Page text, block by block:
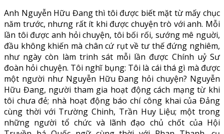
Anh Nguyễn Hữu Đang thì tôi được biết mặt từ mấy chục
năm trước, nhưng rất ít khi được chuyện trò với anh. Mỗi
lần tôi được anh hỏi chuyện, tôi bối rối, sướng mê nguời,
đầu không khiến mà chân cứ rụt về tư thế đứng nghiêm,
như ngày còn làm trinh sát mỗi lần được Chính uỷ Sư
đoàn hỏi chuyện. Tôi nghĩ bụng: Tôi là cái thá gì mà được
một người như Nguyễn Hữu Đang hỏi chuyện? Nguyễn
Hữu Đang, người tham gia hoạt động cách mạng từ khi
tôi chưa đẻ; nhà hoạt động báo chí công khai của Đảng
cùng thời với Trường Chinh, Trần Huy Liệu; một trong
những người tổ chức và lãnh đạo chủ chốt của Hội